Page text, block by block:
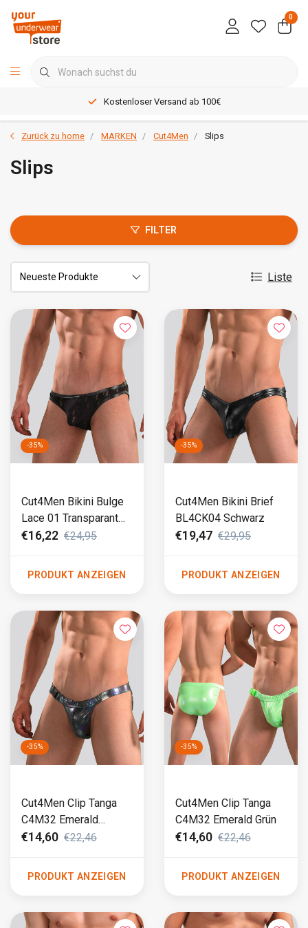
0
Kostenloser Versand ab 100€
Zurück zu home MARKEN Cut4Men Slips
Slips
FILTER
Liste
-35%
Cut4Men Bikini Bulge
Lace 01 Transparant
Zwart (055)
€16,22 €24,95
PRODUKT ANZEIGEN
-35%
Cut4Men Bikini Brief
BL4CK04 Schwarz
€19,47 €29,95
PRODUKT ANZEIGEN
-35%
Cut4Men Clip Tanga
C4M32 Emerald
Schwarz
€14,60 €22,46
PRODUKT ANZEIGEN
-35%
Cut4Men Clip Tanga
C4M32 Emerald Grün
€14,60 €22,46
PRODUKT ANZEIGEN